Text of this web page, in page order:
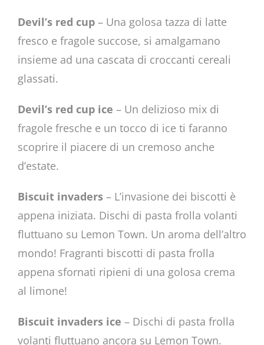
Devil’s red cup – Una golosa tazza di latte
fresco e fragole succose, si amalgamano
insieme ad una cascata di croccanti cereali
glassati.
Devil’s red cup ice – Un delizioso mix di
fragole fresche e un tocco di ice ti faranno
scoprire il piacere di un cremoso anche
d’estate.
Biscuit invaders– L’invasione dei biscotti è
appena iniziata. Dischi di pasta frolla volanti
fluttuano su Lemon Town. Un aroma dell’altro
mondo! Fragranti biscotti di pasta frolla
appena sfornati ripieni di una golosa crema
al limone!
Biscuit invaders ice – Dischi di pasta frolla
volanti fluttuano ancora su Lemon Town.